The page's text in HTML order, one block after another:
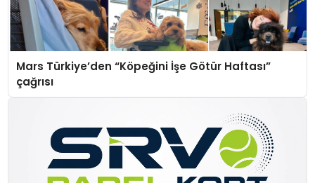
Mars Türkiye’den “Köpeğini İşe Götür Haftası”
çağrısı